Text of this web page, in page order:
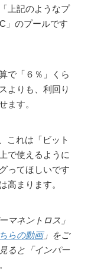
上記のようなプ
」のプールです
で「６％」くら
よりも、利回り
ます。
これは「ビット
で使えるように
ってほしいです
高まります。
マネントロス」
らの動画」をご
ると「インパー